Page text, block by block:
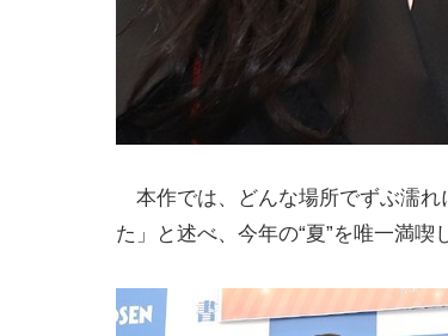
本作では、どんな場所でずぶ濡れ
た」と述べ、今年の“夏”を唯一満喫